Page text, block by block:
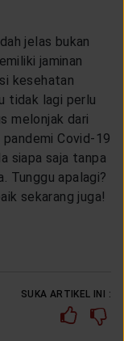
jelas bukan
jaminan
kesehatan
tidak lagi perlu
melonjak dari
Covid-19
siapa saja tanpa
Tunggu apalagi?
sekarang juga!
SUKA ARTIKEL INI :